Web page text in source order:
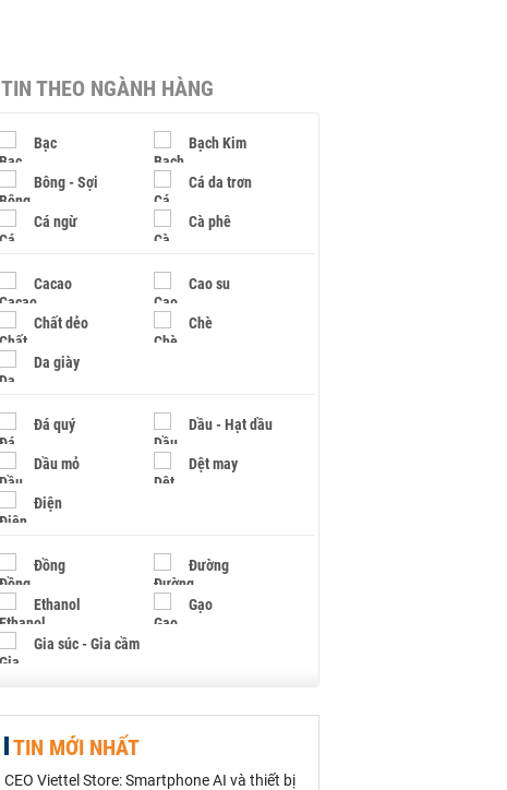
TIN THEO NGÀNH HÀNG
Bạc Bạch Kim
Bông - Sợi Cá da trơn
Cá ngừ Cà phê
Cacao Cao su
Chất dẻo Chè
Da giày
Đá quý Dầu - Hạt dầu
Dầu mỏ Dệt may
Điện
Đồng Đường
Ethanol Gạo
Gia súc - Gia cầm
Hạt điều
Khí đốt
TIN MỚI NHẤT
CEO Viettel Store: Smartphone AI và thiết bị